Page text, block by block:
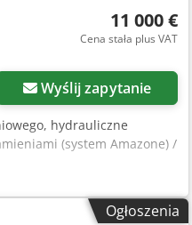
11 000 €
Cena stała plus VAT
Wyślij zapytanie
hydrauliczne
(system Amazone) /
Ogłoszenia